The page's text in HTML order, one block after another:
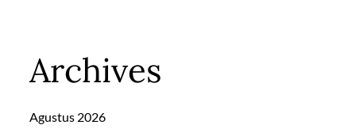
Archives
Agustus 2026